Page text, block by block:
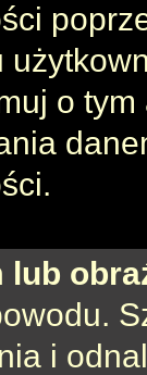
o
lub
i